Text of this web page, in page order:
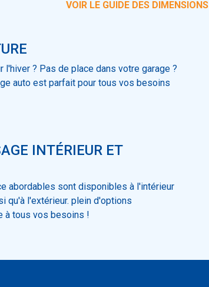
VOIR LE GUIDE DES DIMENSIONS
? Pas de place dans votre garage ?
auto est parfait pour tous vos besoins
INTÉRIEUR ET
abordables sont disponibles à l'intérieur
qu'à l'extérieur. plein d'options
à tous vos besoins !